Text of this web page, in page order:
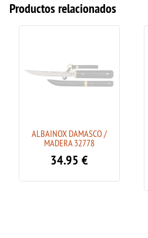
Productos relacionados
ALBAINOX DAMASCO /
MADERA 32778
34.95 €